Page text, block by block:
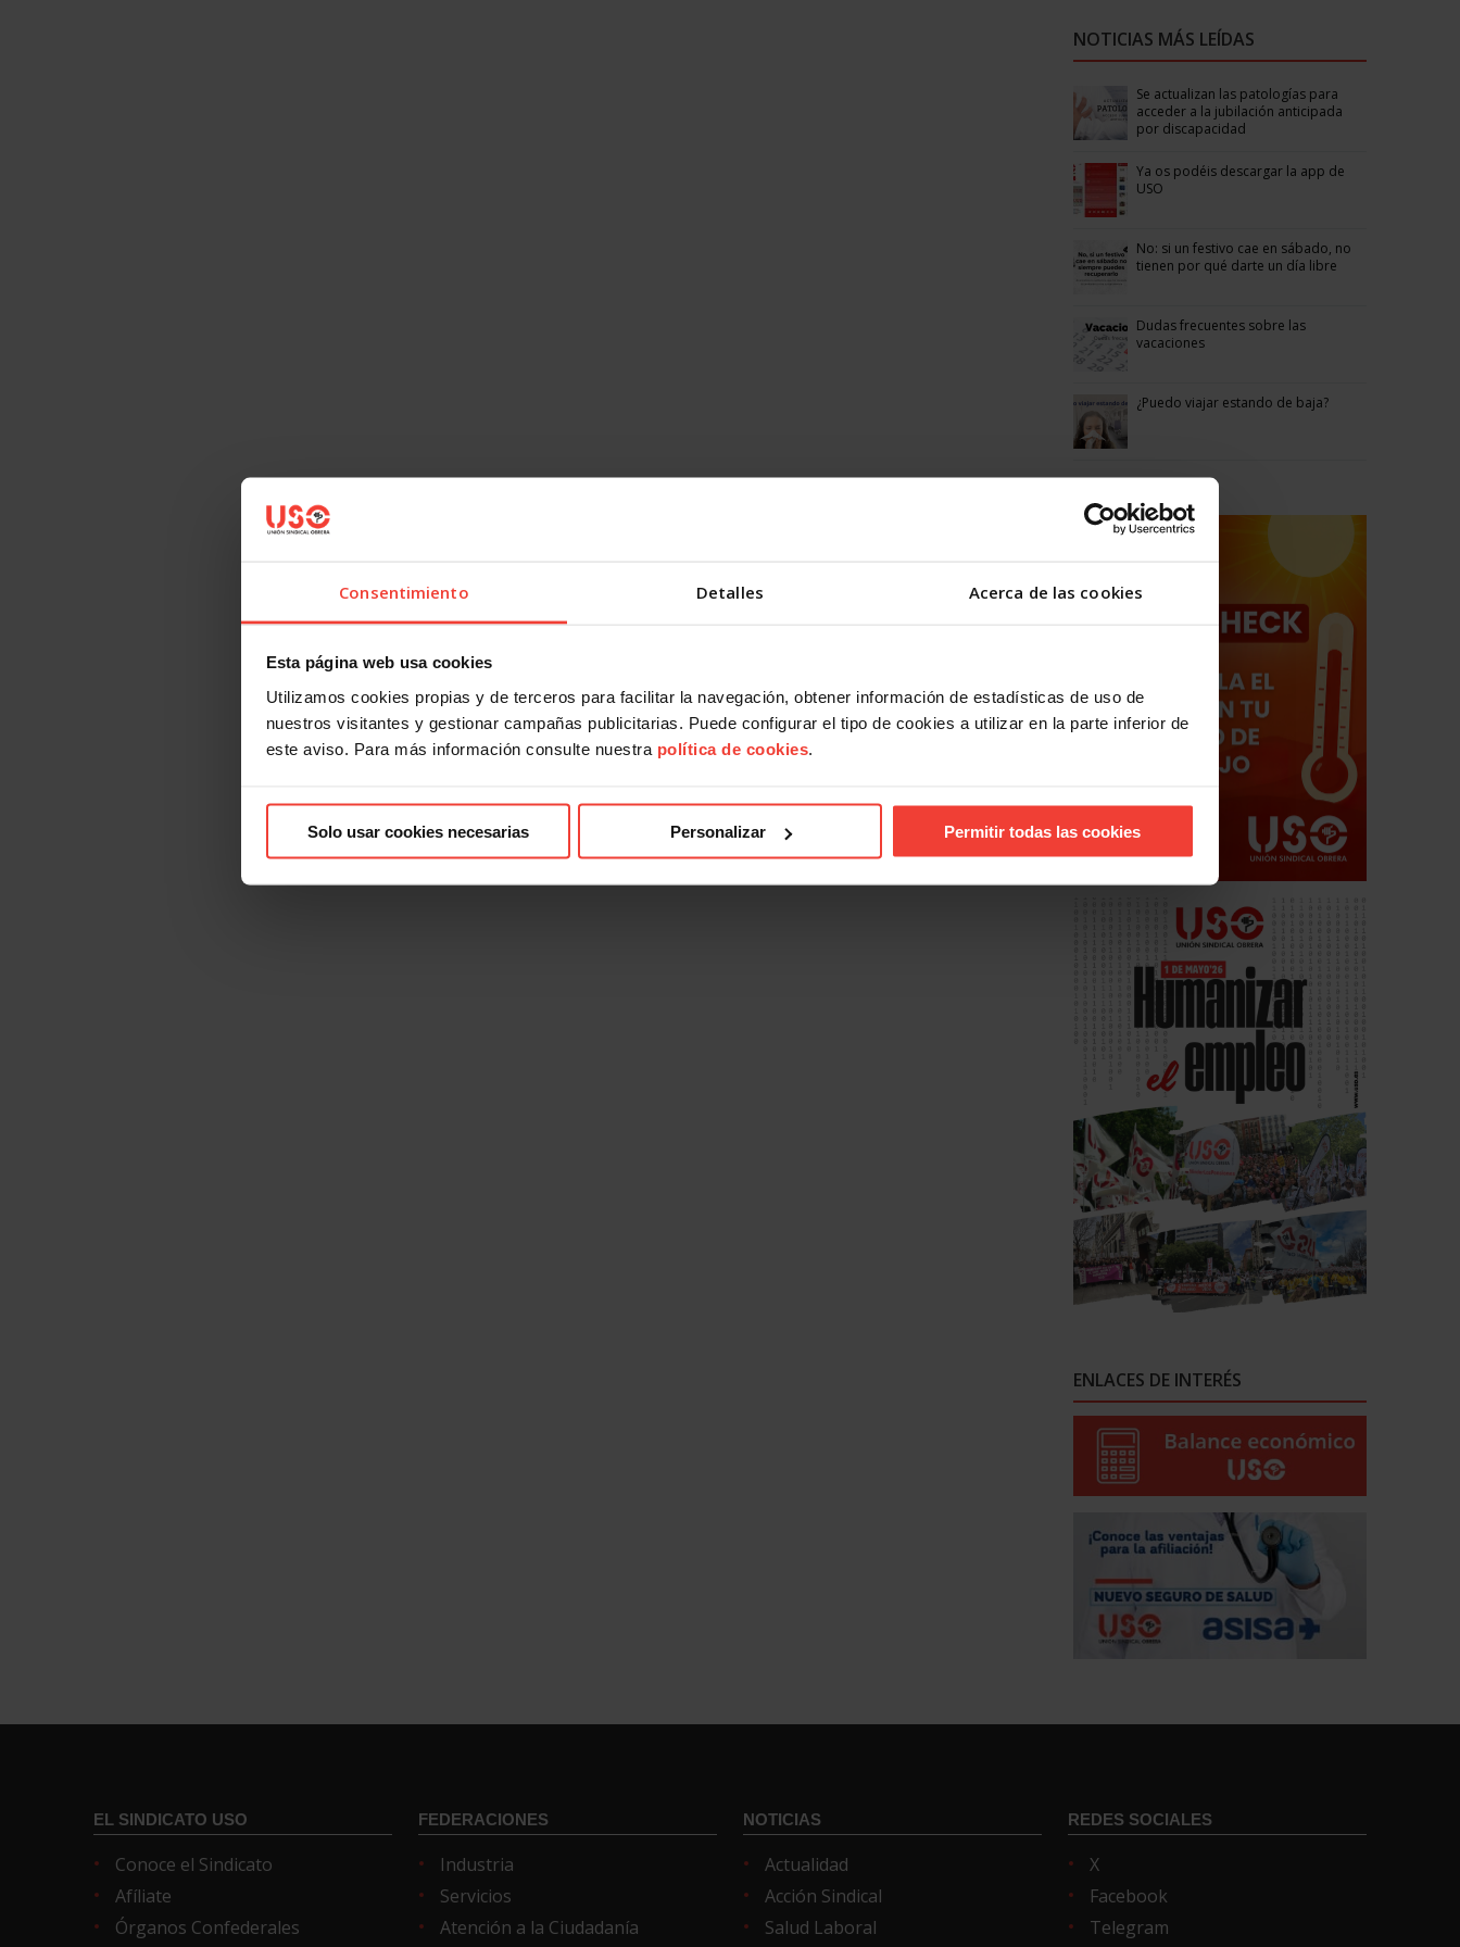
Consentimiento Detalles Acerca de las cookies
Esta página web usa cookies
Utilizamos cookies propias y de terceros para facilitar la navegación, obtener información de estadísticas de uso de
nuestros visitantes y gestionar campañas publicitarias. Puede configurar el tipo de cookies a utilizar en la parte inferior de
este aviso. Para más información consulte nuestra política de cookies.
Solo usar cookies necesarias Personalizar Permitir todas las cookies
NOTICIAS MÁS LEÍDAS
Se actualizan las patologías para
acceder a la jubilación anticipada
por discapacidad
Ya os podéis descargar la app de
USO
No: si un festivo cae en sábado, no
tienen por qué darte un día libre
Dudas frecuentes sobre las
vacaciones
¿Puedo viajar estando de baja?
ENLACES DE INTERÉS
EL SINDICATO USO
Conoce el Sindicato
Afíliate
Órganos Confederales
FEDERACIONES
Industria
Servicios
Atención a la Ciudadanía
NOTICIAS
Actualidad
Acción Sindical
Salud Laboral
REDES SOCIALES
X
Facebook
Telegram